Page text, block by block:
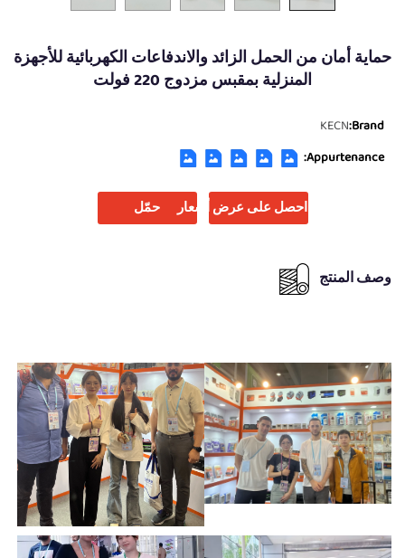
حماية أمان من الحمل الزائد والاندفاعات الكهربائية للأجهزة
المنزلية بمقبس مزدوج 220 فولت
Brand:
KECN
Appurtenance:
احصل على عرض أسعار حمّل
وصف المنتج